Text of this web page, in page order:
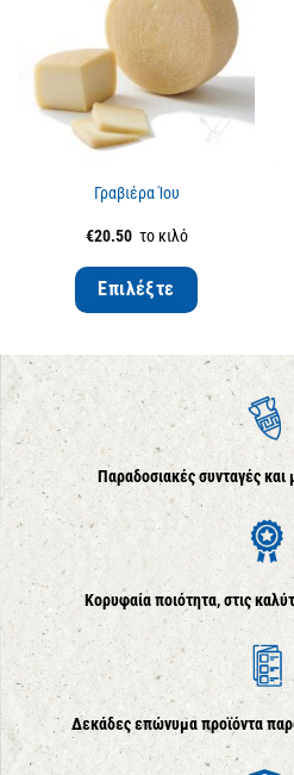
Γραβιέρα Ίου
€20.50το κιλό
Επιλέξτε
Παραδοσιακές συνταγές
Κορυφαία ποιότητα, στις
Δεκάδες επώνυμα προϊόντα